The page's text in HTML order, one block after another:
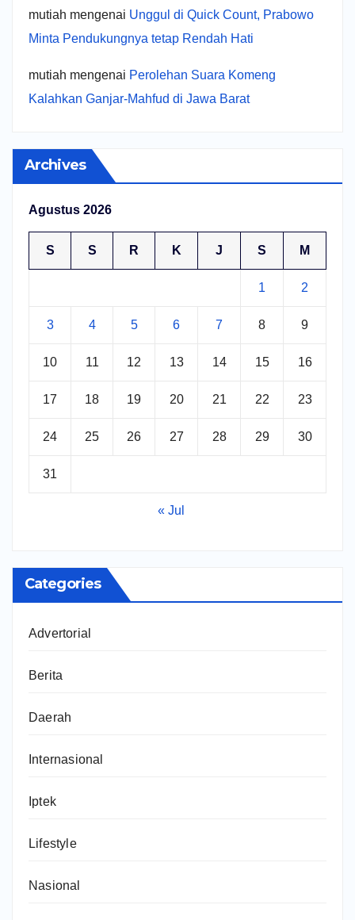
mutiah mengenai Unggul di Quick Count, Prabowo
Minta Pendukungnya tetap Rendah Hati
mutiah mengenai Perolehan Suara Komeng
Kalahkan Ganjar-Mahfud di Jawa Barat
Archives
Agustus 2026
S S R K J S M
1 2
3 4 5 6 7 8 9
10 11 12 13 14 15 16
17 18 19 20 21 22 23
24 25 26 27 28 29 30
31
« Jul
Categories
Advertorial
Berita
Daerah
Internasional
Iptek
Lifestyle
Nasional